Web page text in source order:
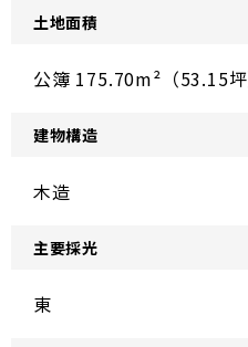
土地面積
公簿 175.70m²（53.15坪
建物構造
木造
主要採光
東